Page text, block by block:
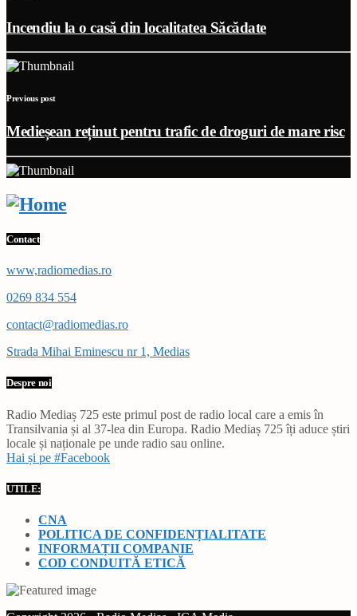
Incendiu la o casă din localitatea Săcădate
Previous post
Medieșean reținut pentru trafic de droguri de mare risc
Contact
www,radiomedias.ro
0269 834 554
contact@radiomedias.ro
Strada Mihai Eminescu nr 1, Medias
Despre noi
Radio Mediaș 725 este primul post de radio local care a emis în
Transilvania și al 37-lea din Europa. Radio Mediaș 725 îți aduce știri
locale și naționale pe unde radio sau online.
Hai și pe #Facebook
UTILE:
CNA
POLITICA DE CONFIDENȚIALITATE
INFORMAȚII COMPANIE
COD CONDUITĂ ETICĂ